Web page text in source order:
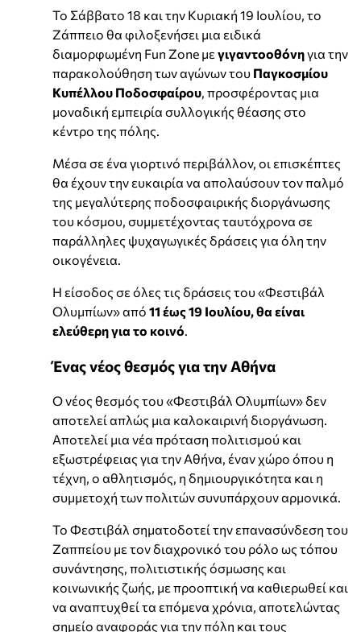
Το Σάββατο 18 και την Κυριακή 19 Ιουλίου, το
Ζάππειο θα φιλοξενήσει μια ειδικά
διαμορφωμένη Fun Zone μεγιγαντοοθόνηγια την
παρακολούθηση των αγώνων του Παγκοσμίου
Κυπέλλου Ποδοσφαίρου, προσφέροντας μια
μοναδική εμπειρία συλλογικής θέασης στο
κέντρο της πόλης.
Μέσα σε ένα γιορτινό περιβάλλον, οι επισκέπτες
θα έχουν την ευκαιρία να απολαύσουν τον παλμό
της μεγαλύτερης ποδοσφαιρικής διοργάνωσης
του κόσμου, συμμετέχοντας ταυτόχρονα σε
παράλληλες ψυχαγωγικές δράσεις για όλη την
οικογένεια.
Η είσοδος σε όλες τις δράσεις του «Φεστιβάλ
Ολυμπίων» από 11 έως 19 Ιουλίου, θα είναι
ελεύθερη για το κοινό.
Ένας νέος θεσμός για την Αθήνα
Ο νέος θεσμός του «Φεστιβάλ Ολυμπίων» δεν
αποτελεί απλώς μια καλοκαιρινή διοργάνωση.
Αποτελεί μια νέα πρόταση πολιτισμού και
εξωστρέφειας για την Αθήνα, έναν χώρο όπου η
τέχνη, ο αθλητισμός, η δημιουργικότητα και η
συμμετοχή των πολιτών συνυπάρχουν αρμονικά.
Το Φεστιβάλ σηματοδοτεί την επανασύνδεση του
Ζαππείου με τον διαχρονικό του ρόλο ως τόπου
συνάντησης, πολιτιστικής όσμωσης και
κοινωνικής ζωής, με προοπτική να καθιερωθεί και
να αναπτυχθεί τα επόμενα χρόνια, αποτελώντας
σημείο αναφοράς για την πόλη και τους